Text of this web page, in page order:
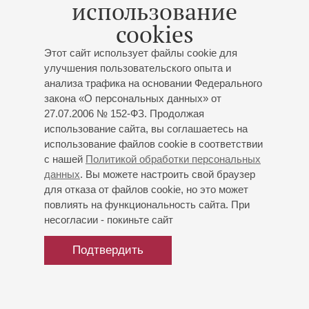
использование
cookies
Этот сайт использует файлы cookie для
улучшения пользовательского опыта и
анализа трафика на основании Федерального
закона «О персональных данных» от
27.07.2006 № 152-ФЗ. Продолжая
использование сайта, вы соглашаетесь на
использование файлов cookie в соответствии
с нашей Политикой обработки персональных
данных. Вы можете настроить свой браузер
для отказа от файлов cookie, но это может
повлиять на функциональность сайта. При
несогласии - покиньте сайт
Подтвердить
Б.Виотти (Италия, 2002), имени А.Рубинштейна
(Израиль, 2005) и Международного фортепианного
конкурса В.Клиберна (США, 2009). Артистка окончила
Корейский национальный университет искусств (класс
Дэ Жин Ким) и в настоящее время учится у А.Варди в
Высшей школе музыки и театра в Ганновере. Пианистка
привлекла внимание публики, выступив с Нью-Йоркским
филармоническим оркестром под управлением
Л.Маазеля в Сеуле в 2004 году. Сотрудничала также с
Израильским, Чешским, Сеульским и Токийским
филармоническими оркестрами, с симфоническим
оркестром NHK и рядом оркестров США. Гастролировала
в странах Европы и Азии, в США. Принимала участие в
международных фестивалях в Бад-Киссингене и Райнгау.